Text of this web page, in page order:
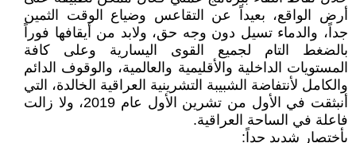
أرض الواقع، بعيداً عن التقاعس وضياع الوقت الثمين
جداً، والدماء تسيل دون وجه حق، ولابد من أيقافها فوراً
بالضغط التام لجميع القوى اليسارية وعلى كافة
المستويات الداخلية والأقليمية والعالمية، والوقوف الدائم
والكامل لأنتفاضة الشبيبة التشرينية العراقية الخالدة، التي
أنبثقت في الأول من تشرين الأول عام 2019، ولا زالت
فاعلة في الساحة العراقية.
بأختصار شديد جداً: